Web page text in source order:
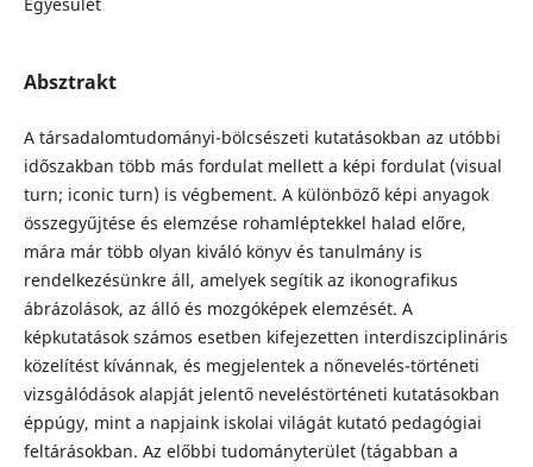
Absztrakt
A társadalomtudományi-bölcsészeti kutatásokban az utóbbi
időszakban több más fordulat mellett a képi fordulat (visual
turn; iconic turn) is végbement. A különböző képi anyagok
összegyűjtése és elemzése rohamléptekkel halad előre,
mára már több olyan kiváló könyv és tanulmány is
rendelkezésünkre áll, amelyek segítik az ikonografikus
ábrázolások, az álló és mozgóképek elemzését. A
képkutatások számos esetben kifejezetten interdiszciplináris
közelítést kívánnak, és megjelentek a nőnevelés-történeti
vizsgálódások alapját jelentő neveléstörténeti kutatásokban
éppúgy, mint a napjaink iskolai világát kutató pedagógiai
feltárásokban. Az előbbi tudományterület (tágabban a